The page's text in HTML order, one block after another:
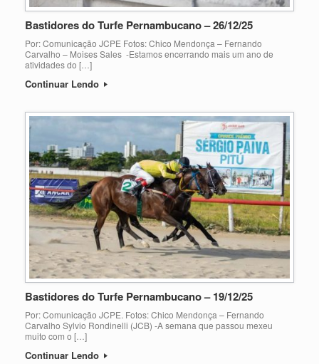
Bastidores do Turfe Pernambucano – 26/12/25
Por: Comunicação JCPE Fotos: Chico Mendonça – Fernando
Carvalho – Moises Sales -Estamos encerrando mais um ano de
atividades do […]
Continuar Lendo
Bastidores do Turfe Pernambucano – 19/12/25
Por: Comunicação JCPE. Fotos: Chico Mendonça – Fernando
Carvalho Sylvio Rondinelli (JCB) -A semana que passou mexeu
muito com o […]
Continuar Lendo